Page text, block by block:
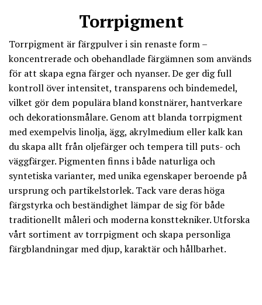
Torrpigment
Torrpigment är färgpulver i sin renaste form –
koncentrerade och obehandlade färgämnen som används
för att skapa egna färger och nyanser. De ger dig full
kontroll över intensitet, transparens och bindemedel,
vilket gör dem populära bland konstnärer, hantverkare
och dekorationsmålare. Genom att blanda torrpigment
med exempelvis linolja, ägg, akrylmedium eller kalk kan
du skapa allt från oljefärger och tempera till puts- och
väggfärger. Pigmenten finns i både naturliga och
syntetiska varianter, med unika egenskaper beroende på
ursprung och partikelstorlek. Tack vare deras höga
färgstyrka och beständighet lämpar de sig för både
traditionellt måleri och moderna konsttekniker. Utforska
vårt sortiment av torrpigment och skapa personliga
färgblandningar med djup, karaktär och hållbarhet.